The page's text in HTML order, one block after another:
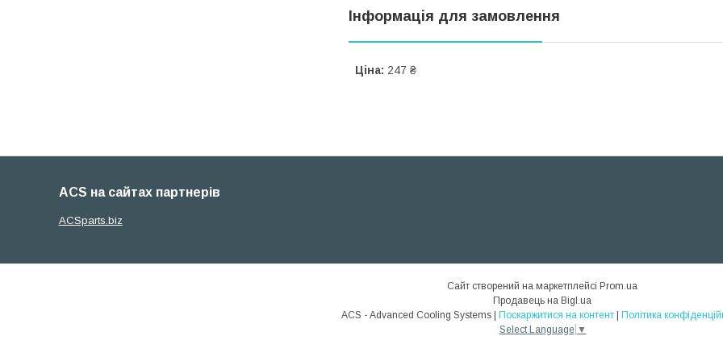
Інформація для замовлення
Ціна: 247 ₴
ACS на сайтах партнерів
ACSparts.biz
Сайт створений на маркетплейсі Prom.ua
Продавець на Bigl.ua
ACS - Advanced Cooling Systems | Поскаржитися на контент | Політика
Select Language ▼